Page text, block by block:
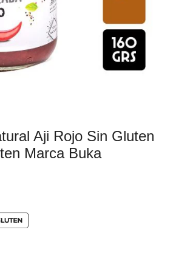
Aji Rojo Sin Gluten
Marca Buka